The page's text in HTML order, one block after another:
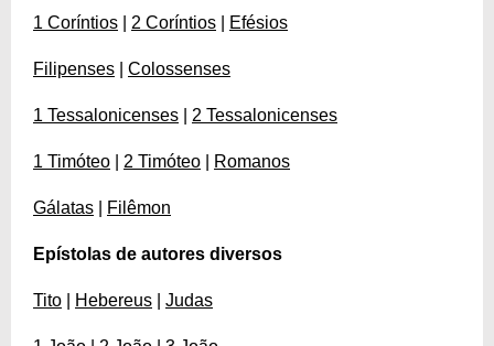
1 Coríntios 2 Coríntios Efésios
Filipenses Colossenses
1 Tessalonicenses 2 Tessalonicenses
1 Timóteo 2 Timóteo Romanos
Gálatas Filêmon
Epístolas de autores diversos
Tito Hebereus Judas